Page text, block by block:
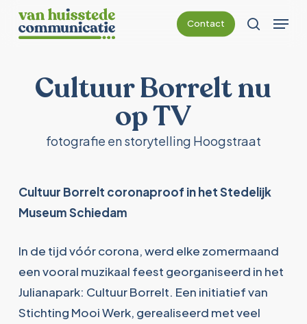
Skip
Contact Zoeken
Menu
Cultuur Borrelt nu
op TV
fotografie en storytelling Hoogstraat
Cultuur Borrelt coronaproof in het Stedelijk
Museum Schiedam
In de tijd vóór corona, werd elke zomermaand
een vooral muzikaal feest georganiseerd in het
Julianapark: Cultuur Borrelt. Een initiatief van
Stichting Mooi Werk, gerealiseerd met veel